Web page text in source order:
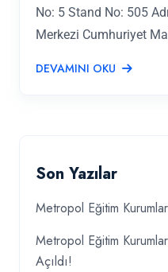
No: 5 Stand No: 505
Merkezi Cumhuriyet
DEVAMINI OKU
Son Yazılar
Metropol Eğitim
Metropol Eğitim
Açıldı!